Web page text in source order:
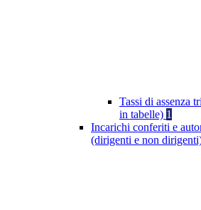
Tassi di assenza
in tabelle) 1
Incarichi conferiti e
(dirigenti e non